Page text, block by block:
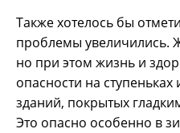
Также хотелось бы
проблемы увеличились.
но при этом жизнь и
опасности на
зданий, покрытых
Это опасно особенно в